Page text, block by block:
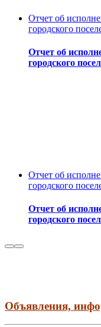
Отчет об
городского
Отчет об
городского
Отчет об
городского
Отчет об
городского
Объявления,